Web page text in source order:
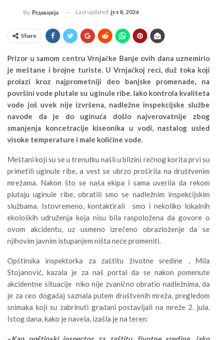
By Редакција Last updated јул 8, 2026
Share
Prizor u samom centru Vrnjačke Banje ovih dana uznemirio
je meštane i brojne turiste. U Vrnjačkoj reci, duž toka koji
prolazi kroz najprometniji deo banjske promenade, na
površini vode plutale su uginule ribe. Iako kontrola kvaliteta
vode još uvek nije izvršena, nadležne inspekcijske službe
navode da je do uginuća došlo najverovatnije zbog
smanjenja koncetracije kiseonika u vodi, nastalog usled
visoke temperature i male količine vode.
Meštani koji su se u trenutku našli u blizini rečnog korita prvi su
primetili uginule ribe, a vest se ubrzo proširila na društvenim
mrežama. Nakon što se naša ekipa i sama uverila da rekom
plutaju uginule ribe, obratili smo se nadležnim inspekcijskim
službama. Istovremeno, kontaktirali smo i nekoliko lokalnih
ekoloških udruženja koja nisu bila raspoložena da govore o
ovom akcidentu, uz usmeno izrečeno obrazloženje da se
njihovim javnim istupanjem ništa neće promeniti.
Opštinska inspektorka za zaštitu životne sredine , Mila
Stojanović, kazala je za naš portal da se nakon pomenute
akcidentne situacije niko nije zvanično obratio nadležnima, da
je za ceo događaj saznala putem društvenih mreža, pregledom
snimaka koji su zabrinuti građani postavljali na mreže 2. jula.
Istog dana, kako je navela, izašla je na teren: